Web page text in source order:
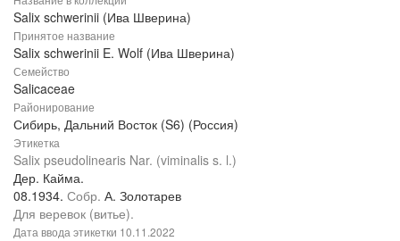
Salix schwerinii (Ива Шверина)
Принятое название
Salix schwerinii E. Wolf (Ива Шверина)
Семейство
Salicaceae
Районирование
Сибирь, Дальний Восток (S6) (Россия)
Этикетка
Salix pseudolinearis Nar. (viminalis s. l.)
Дер. Кайма.
08.1934. Собр. А. Золотарев
Для веревок (витье).
Дата ввода этикетки 10.11.2022